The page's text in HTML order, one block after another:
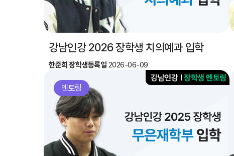
강남인강 2026 장학생 치의예과 입학
한준희 장학생등록일 2026-06-09
멘토링